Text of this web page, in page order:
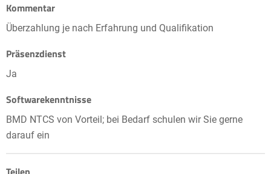
Kommentar
Überzahlung je nach Erfahrung und Qualifikation
Präsenzdienst
Ja
Softwarekenntnisse
BMD NTCS von Vorteil; bei Bedarf schulen wir Sie gerne
darauf ein